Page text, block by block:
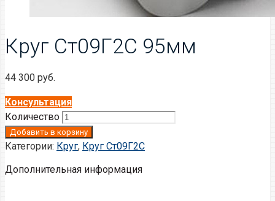
Круг Ст09Г2С 95мм
44 300 руб.
Консультация
Количество
Добавить в корзину
Категории: Круг, Круг Ст09Г2С
Дополнительная информация